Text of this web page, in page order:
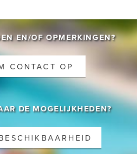
EN/OF OPMERKINGEN?
CONTACT OP
DE MOGELIJKHEDEN?